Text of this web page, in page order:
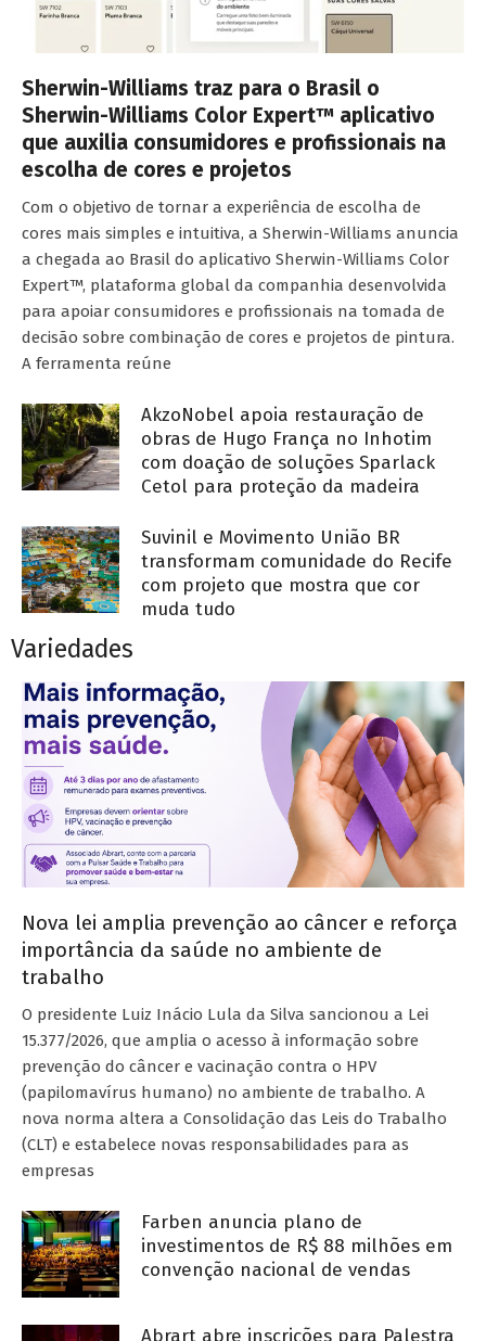
Sherwin-Williams traz para o Brasil o
Sherwin-Williams Color Expert™ aplicativo
que auxilia consumidores e profissionais na
escolha de cores e projetos
Com o objetivo de tornar a experiência de escolha de
cores mais simples e intuitiva, a Sherwin-Williams anuncia
a chegada ao Brasil do aplicativo Sherwin-Williams Color
Expert™, plataforma global da companhia desenvolvida
para apoiar consumidores e profissionais na tomada de
decisão sobre combinação de cores e projetos de pintura.
A ferramenta reúne
AkzoNobel apoia restauração de
obras de Hugo França no Inhotim
com doação de soluções Sparlack
Cetol para proteção da madeira
Suvinil e Movimento União BR
transformam comunidade do Recife
com projeto que mostra que cor
muda tudo
Variedades
Nova lei amplia prevenção ao câncer e reforça
importância da saúde no ambiente de
trabalho
O presidente Luiz Inácio Lula da Silva sancionou a Lei
15.377/2026, que amplia o acesso à informação sobre
prevenção do câncer e vacinação contra o HPV
(papilomavírus humano) no ambiente de trabalho. A
nova norma altera a Consolidação das Leis do Trabalho
(CLT) e estabelece novas responsabilidades para as
empresas
Farben anuncia plano de
investimentos de R$ 88 milhões em
convenção nacional de vendas